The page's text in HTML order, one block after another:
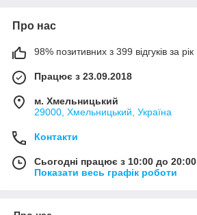
Про нас
98% позитивних з 399 відгуків за рік
Працює з 23.09.2018
м. Хмельницький
29000, Хмельницький, Україна
Контакти
Сьогодні працює з 10:00 до 20:00
Показати весь графік роботи